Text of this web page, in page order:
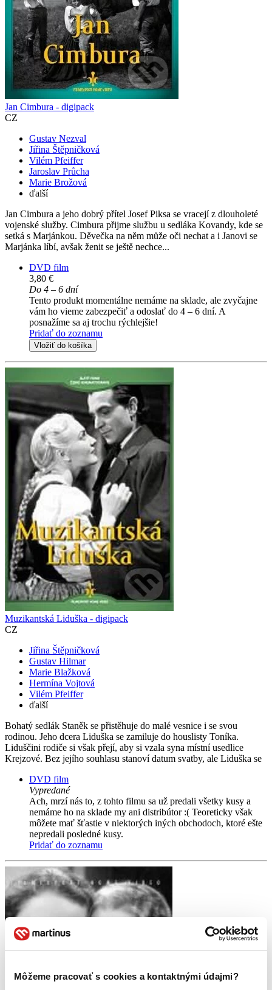
Môžeme pracovať s cookies a kontaktnými údajmi?
Jan Cimbura - digipack
CZ
Gustav Nezval
Jiřina Štěpničková
Vilém Pfeiffer
Jaroslav Průcha
Marie Brožová
ďalší
Jan Cimbura a jeho dobrý přítel Josef Piksa se vracejí z dlouholeté
vojenské služby. Cimbura přijme službu u sedláka Kovandy, kde se
setká s Marjánkou. Děvečka na něm může oči nechat a i Janovi se
Marjánka líbí, avšak ženit se ještě nechce...
DVD film
3,80 €
Do 4 – 6 dní
Tento produkt momentálne nemáme na sklade, ale zvyčajne
vám ho vieme zabezpečiť a odoslať do 4 – 6 dní. A
posnažíme sa aj trochu rýchlejšie!
Pridať do zoznamu
Vložiť do košíka
Muzikantská Liduška - digipack
CZ
Jiřina Štěpničková
Gustav Hilmar
Marie Blažková
Hermína Vojtová
Vilém Pfeiffer
ďalší
Bohatý sedlák Staněk se přistěhuje do malé vesnice i se svou
rodinou. Jeho dcera Liduška se zamiluje do houslisty Toníka.
Liduščini rodiče si však přejí, aby si vzala syna místní usedlice
Krejzové. Bez jejího souhlasu stanoví datum svatby, ale Liduška se
DVD film
Vypredané
Ach, mrzí nás to, z tohto filmu sa už predali všetky kusy a
nemáme ho na sklade my ani distribútor :( Teoreticky však
môžete mať šťastie v niektorých iných obchodoch, ktoré ešte
nepredali posledné kusy.
Pridať do zoznamu